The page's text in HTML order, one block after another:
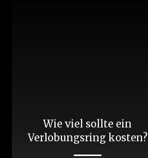
Wie viel sollte ein
Verlobungsring kosten?